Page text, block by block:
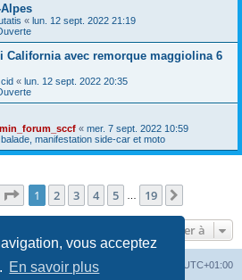
vous acceptez
En savoir plus
« lun. 12 sept. 2022 21:19
California avec remorque maggiolina 6
« lun. 12 sept. 2022 20:35
« mer. 7 sept. 2022 10:59
manifestation side-car et moto
Page 1sur19
1 2 3 4 5 19
Aller à
UTC+01:00